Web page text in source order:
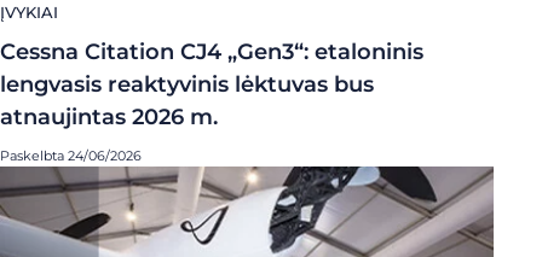
ĮVYKIAI
Cessna Citation CJ4 „Gen3“: etaloninis
lengvasis reaktyvinis lėktuvas bus
atnaujintas 2026 m.
Paskelbta 24/06/2026